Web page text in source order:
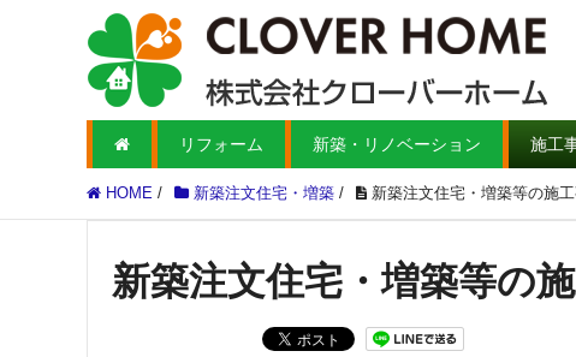
リフォーム 新築・リノベーション 施工
HOME / 新築注文住宅・増築 / 新築注文住宅・増築等の施工
新築注文住宅・増築等の